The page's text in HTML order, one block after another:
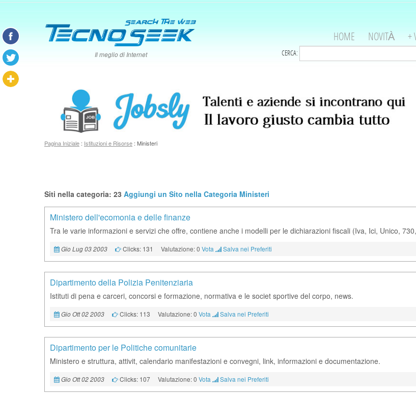
Il meglio di Internet
HOME NOVITÀ +
CERCA:
Pagina Iniziale : Istituzioni e Risorse : Ministeri
Siti nella categoria: 23 Aggiungi un Sito nella Categoria Ministeri
Ministero dell'ecomonia e delle finanze
Tra le varie informazioni e servizi che offre, contiene anche i modelli per le dichiarazioni fiscali (Iva, Ici, Unico,
Gio Lug 03 2003 Clicks: 131 Valutazione: 0 Vota Salva nei Preferiti
Dipartimento della Polizia Penitenziaria
Istituti di pena e carceri, concorsi e formazione, normativa e le societ sportive del corpo, news.
Gio Ott 02 2003 Clicks: 113 Valutazione: 0 Vota Salva nei Preferiti
Dipartimento per le Politiche comunitarie
Ministero e struttura, attivit, calendario manifestazioni e convegni, link, informazioni e documentazione.
Gio Ott 02 2003 Clicks: 107 Valutazione: 0 Vota Salva nei Preferiti